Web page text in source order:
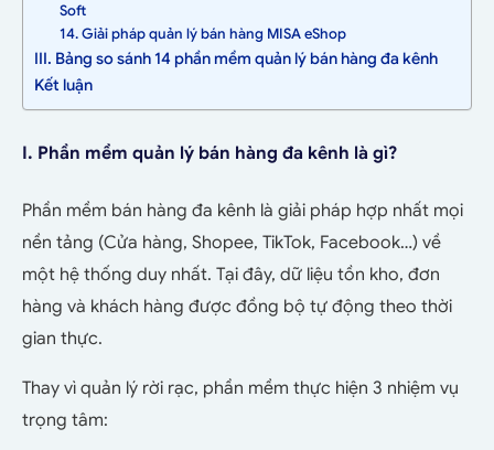
Soft
14. Giải pháp quản lý bán hàng MISA eShop
III. Bảng so sánh 14 phần mềm quản lý bán hàng đa kênh
Kết luận
I. Phần mềm quản lý bán hàng đa kênh là gì?
Phần mềm bán hàng đa kênh là giải pháp hợp nhất mọi
nền tảng (Cửa hàng, Shopee, TikTok, Facebook…) về
một hệ thống duy nhất. Tại đây, dữ liệu tồn kho, đơn
hàng và khách hàng được đồng bộ tự động theo thời
gian thực.
Thay vì quản lý rời rạc, phần mềm thực hiện 3 nhiệm vụ
trọng tâm: